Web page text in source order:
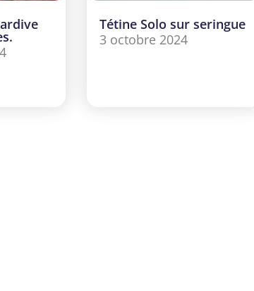
Tétine Solo sur seringue
3 octobre 2024